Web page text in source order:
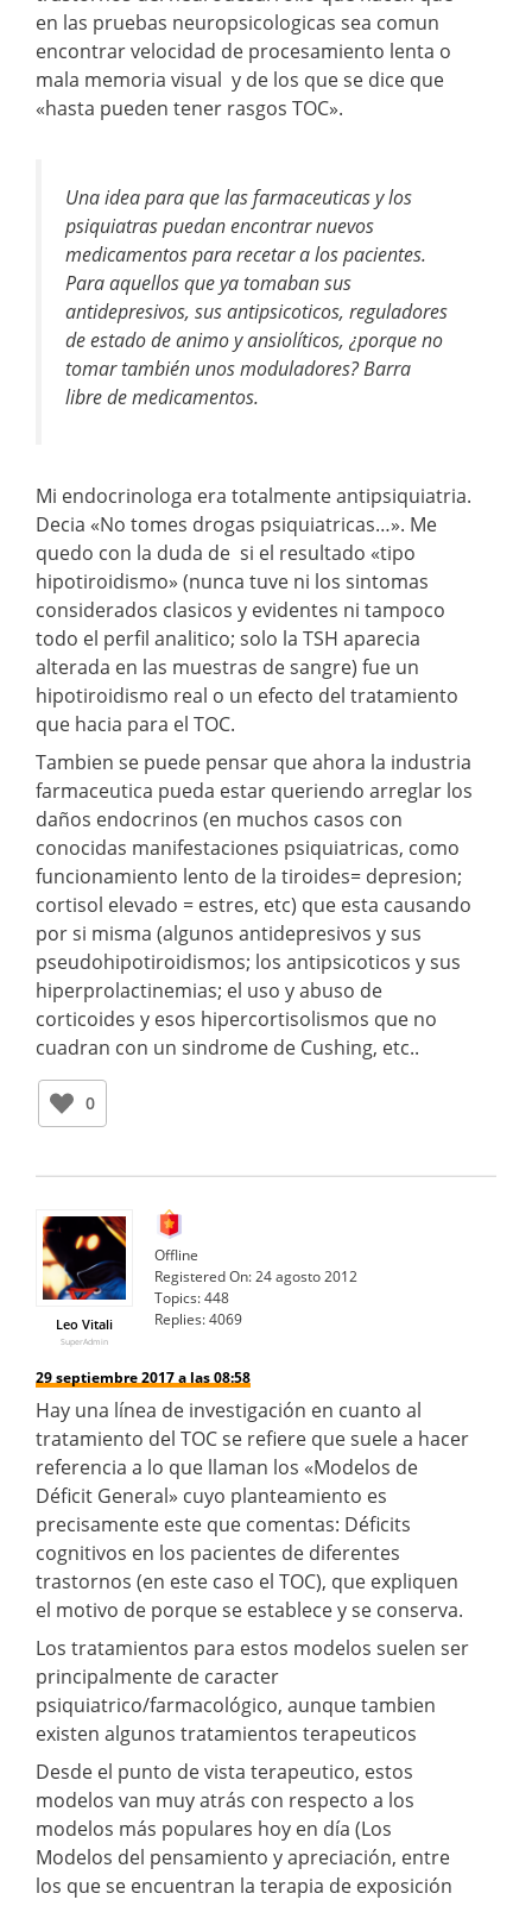
en las pruebas neuropsicologicas sea comun
encontrar velocidad de procesamiento lenta o
mala memoria visual y de los que se dice que
«hasta pueden tener rasgos TOC».
Una idea para que las farmaceuticas y los
psiquiatras puedan encontrar nuevos
medicamentos para recetar a los pacientes.
Para aquellos que ya tomaban sus
antidepresivos, sus antipsicoticos, reguladores
de estado de animo y ansiolíticos, ¿porque no
tomar también unos moduladores? Barra
libre de medicamentos.
Mi endocrinologa era totalmente antipsiquiatria.
Decia «No tomes drogas psiquiatricas…». Me
quedo con la duda de si el resultado «tipo
hipotiroidismo» (nunca tuve ni los sintomas
considerados clasicos y evidentes ni tampoco
todo el perfil analitico; solo la TSH aparecia
alterada en las muestras de sangre) fue un
hipotiroidismo real o un efecto del tratamiento
que hacia para el TOC.
Tambien se puede pensar que ahora la industria
farmaceutica pueda estar queriendo arreglar los
daños endocrinos (en muchos casos con
conocidas manifestaciones psiquiatricas, como
funcionamiento lento de la tiroides= depresion;
cortisol elevado = estres, etc) que esta causando
por si misma (algunos antidepresivos y sus
pseudohipotiroidismos; los antipsicoticos y sus
hiperprolactinemias; el uso y abuso de
corticoides y esos hipercortisolismos que no
cuadran con un sindrome de Cushing, etc..
0
Leo Vitali
SuperAdmin
Offline
Registered On:24 agosto 2012
Topics:448
Replies:4069
29 septiembre 2017 a las 08:58
Hay una línea de investigación en cuanto al
tratamiento del TOC se refiere que suele a hacer
referencia a lo que llaman los «Modelos de
Déficit General» cuyo planteamiento es
precisamente este que comentas: Déficits
cognitivos en los pacientes de diferentes
trastornos (en este caso el TOC), que expliquen
el motivo de porque se establece y se conserva.
Los tratamientos para estos modelos suelen ser
principalmente de caracter
psiquiatrico/farmacológico, aunque tambien
existen algunos tratamientos terapeuticos
Desde el punto de vista terapeutico, estos
modelos van muy atrás con respecto a los
modelos más populares hoy en día (Los
Modelos del pensamiento y apreciación, entre
los que se encuentran la terapia de exposición